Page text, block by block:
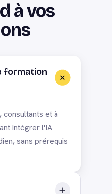
à vos
formation
consultants et à
intégrer l'IA
sans prérequis